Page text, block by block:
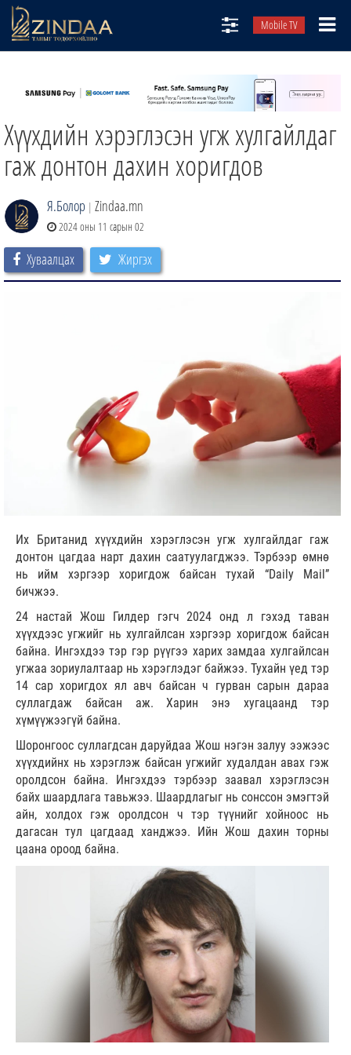
Mobile TV
ТВ8
ӨГЛӨӨНИЙ СОНИН
АУДИО ЗОХИОЛ
ЗИНДАА СЭТГҮҮЛ
Хүүхдийн хэрэглэсэн угж хулгайлдаг
гаж донтон дахин хоригдов
Я.Болор | Zindaa.mn
2024 оны 11 сарын 02
Хуваалцах Жиргэх
Их Британид хүүхдийн хэрэглэсэн угж хулгайлдаг гаж
донтон цагдаа нарт дахин саатуулагджээ. Тэрбээр өмнө
нь ийм хэргээр хоригдож байсан тухай “Daily Mail”
бичжээ.
24 настай Жош Гилдер гэгч 2024 онд л гэхэд таван
хүүхдээс угжийг нь хулгайлсан хэргээр хоригдож байсан
байна. Ингэхдээ тэр гэр рүүгээ харих замдаа хулгайлсан
угжаа зориулалтаар нь хэрэглэдэг байжээ. Тухайн үед тэр
14 сар хоригдох ял авч байсан ч гурван сарын дараа
суллагдаж байсан аж. Харин энэ хугацаанд тэр
хүмүүжээгүй байна.
Шоронгоос суллагдсан даруйдаа Жош нэгэн залуу ээжээс
хүүхдийнх нь хэрэглэж байсан угжийг худалдан авах гэж
оролдсон байна. Ингэхдээ тэрбээр заавал хэрэглэсэн
байх шаардлага тавьжээ. Шаардлагыг нь сонссон эмэгтэй
айн, холдох гэж оролдсон ч тэр түүнийг хойноос нь
дагасан тул цагдаад ханджээ. Ийн Жош дахин торны
цаана ороод байна.